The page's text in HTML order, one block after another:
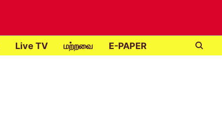
Live TV மற்றவை E-PAPER